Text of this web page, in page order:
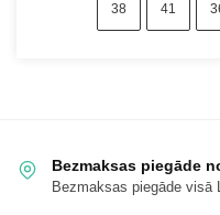
38 41
Bezmaksas piegāde
Bezmaksas piegāde visā